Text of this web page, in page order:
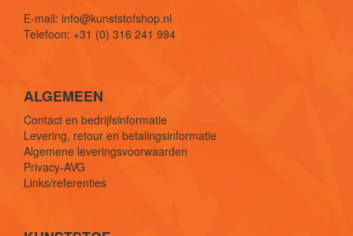
E-mail: info@kunststofshop.nl
Telefoon: +31 (0) 316 241 994
ALGEMEEN
Contact en bedrijfsinformatie
Levering, retour en betalingsinformatie
Algemene leveringsvoorwaarden
Privacy-AVG
Links/referenties